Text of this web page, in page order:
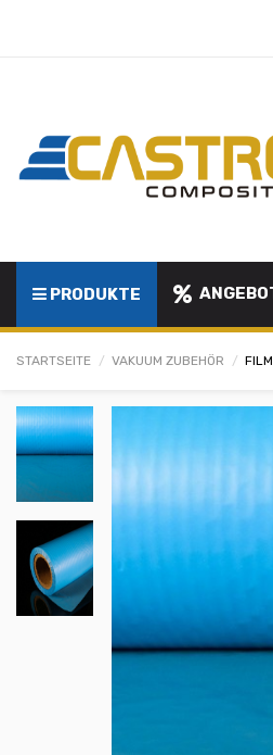
PRODUKTE
STARTSEITE VAKUUM ZUBEHÖR